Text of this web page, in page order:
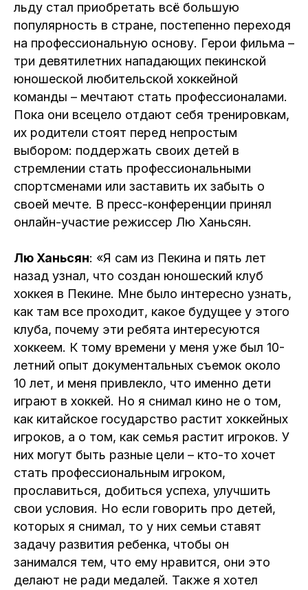
льду стал приобретать всё большую
популярность в стране, постепенно переходя
на профессиональную основу. Герои фильма –
три девятилетних нападающих пекинской
юношеской любительской хоккейной
команды – мечтают стать профессионалами.
Пока они всецело отдают себя тренировкам,
их родители стоят перед непростым
выбором: поддержать своих детей в
стремлении стать профессиональными
спортсменами или заставить их забыть о
своей мечте. В пресс-конференции принял
онлайн-участие режиссер Лю Ханьсян.
Лю Ханьсян: «Я сам из Пекина и пять лет
назад узнал, что создан юношеский клуб
хоккея в Пекине. Мне было интересно узнать,
как там все проходит, какое будущее у этого
клуба, почему эти ребята интересуются
хоккеем. К тому времени у меня уже был 10-
летний опыт документальных съемок около
10 лет, и меня привлекло, что именно дети
играют в хоккей. Но я снимал кино не о том,
как китайское государство растит хоккейных
игроков, а о том, как семья растит игроков. У
них могут быть разные цели – кто-то хочет
стать профессиональным игроком,
прославиться, добиться успеха, улучшить
свои условия. Но если говорить про детей,
которых я снимал, то у них семьи ставят
задачу развития ребенка, чтобы он
занимался тем, что ему нравится, они это
делают не ради медалей. Также я хотел